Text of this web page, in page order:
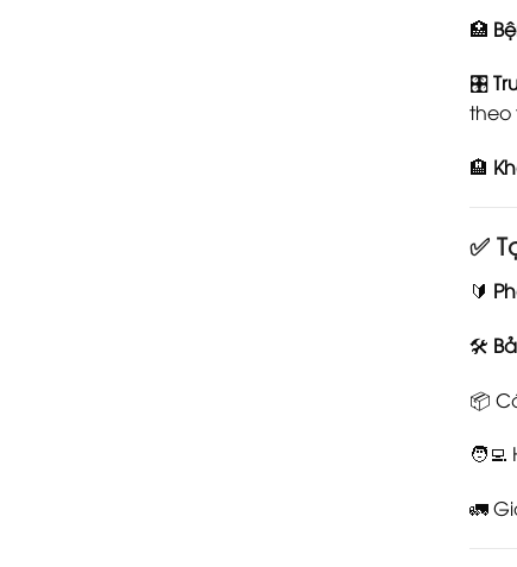
🏥
🎛️
theo
🏨
✅
🔰
🛠️
📦
🧑‍💻
🚛